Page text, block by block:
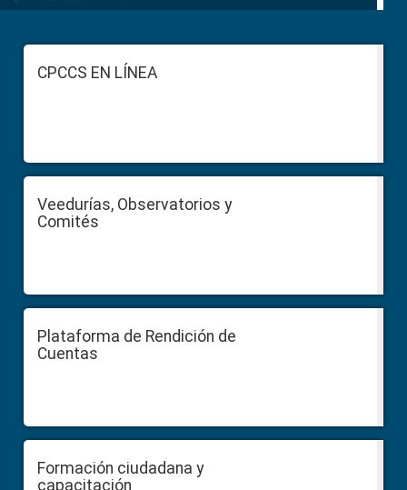
FooterCPCCS EN LÍNEA
Veedurías, Observatorios y
Comités
Plataforma de Rendición de
Cuentas
Formación ciudadana y
capacitación